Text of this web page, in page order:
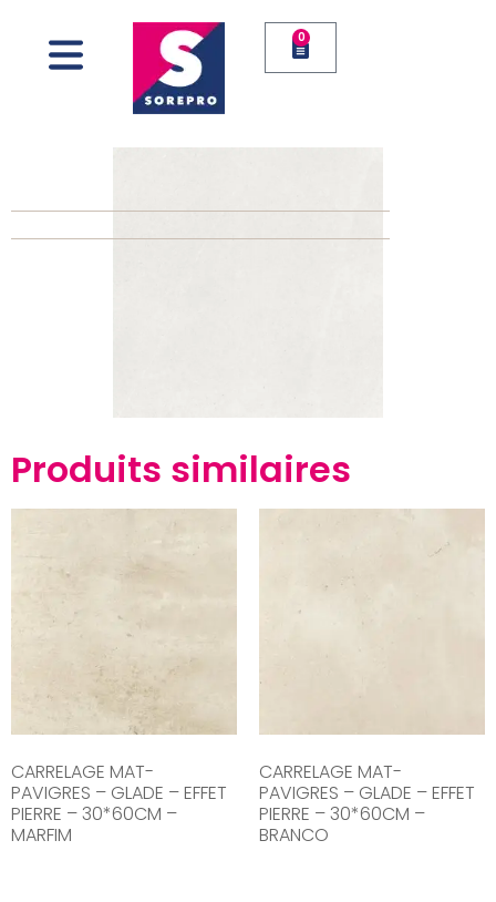
0
Produits similaires
CARRELAGE MAT-
PAVIGRES – GLADE – EFFET
PIERRE – 30*60CM –
MARFIM
CARRELAGE MAT-
PAVIGRES – GLADE – EFFET
PIERRE – 30*60CM –
BRANCO